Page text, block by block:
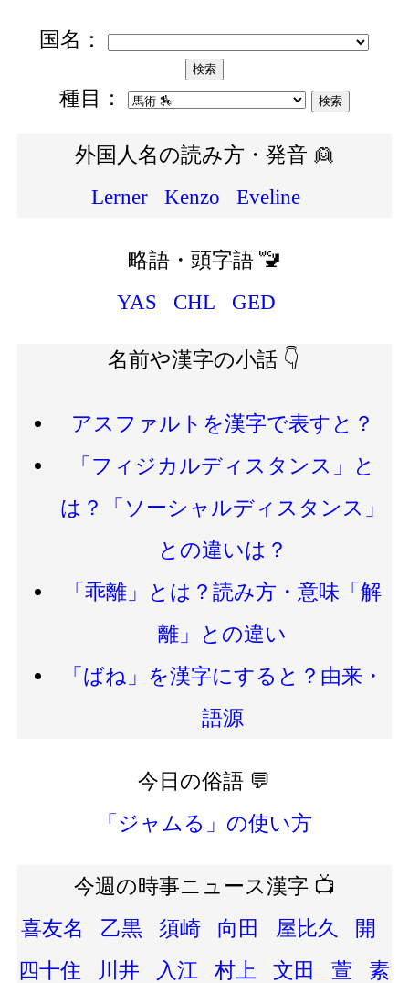
国名：
種目：
外国人名の読み方・発音 👱
Lerner
Kenzo Eveline
略語・頭字語 🚾
YAS
CHL GED
名前や漢字の小話 👇
アスファルトを漢字で表すと？
「フィジカルディスタンス」と
は？「ソーシャルディスタンス」
との違いは？
「乖離」とは？読み方・意味「解
離」との違い
「ばね」を漢字にすると？由来・
語源
今日の俗語 💬
「ジャムる」の使い方
今週の時事ニュース漢字 📺
喜友名
乙黒 須崎 向田 屋比久
開
四十住
川井 入江 村上 文田 萱
素